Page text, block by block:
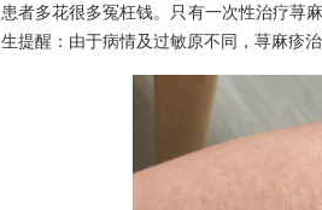
患者多花很多冤枉钱。只有一次性治疗荨
生提醒：由于病情及过敏原不同，荨麻疹